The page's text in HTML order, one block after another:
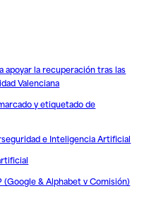
apoyar la recuperación tras las
Valenciana
y etiquetado de
e Inteligencia Artificial
& Alphabet v Comisión)